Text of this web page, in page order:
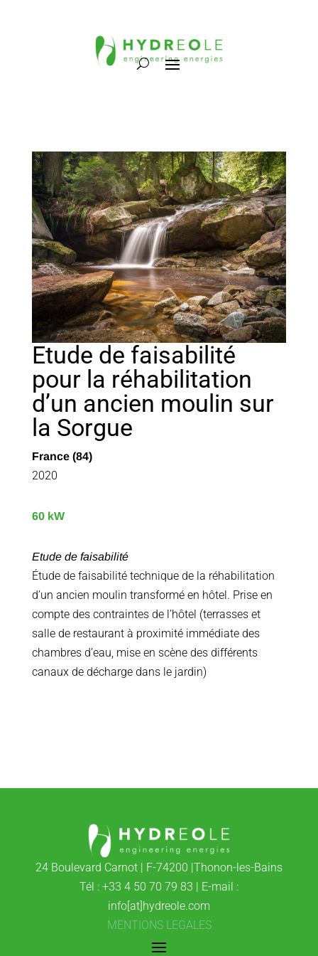
Etude de faisabilité
pour la réhabilitation
d’un ancien moulin sur
la Sorgue
France (84)
2020
60 kW
Etude de faisabilité
Étude de faisabilité technique de la réhabilitation
d’un ancien moulin transformé en hôtel. Prise en
compte des contraintes de l’hôtel (terrasses et
salle de restaurant à proximité immédiate des
chambres d’eau, mise en scène des différents
canaux de décharge dans le jardin)
24 Boulevard Carnot | F-74200 |Thonon-les-Bains
Tél : +33 4 50 70 79 83 | E-mail :
info[at]hydreole.com
MENTIONS LEGALES